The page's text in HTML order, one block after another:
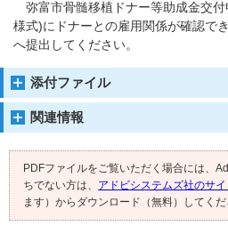
弥富市骨髄移植ドナー等助成金交
様式)にドナーとの雇用関係が確認で
へ提出してください。
添付ファイル
関連情報
PDFファイルをご覧いただく場合には、
ちでない方は、 アドビシステムズ社のサイ
ます）からダウンロード（無料）してくだ